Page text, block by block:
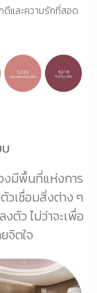
ดีและความรักที่สอด
งมีพื้นที่แห่งการ
วเชื่อมสิ่งต่าง ๆ
ตัว ไม่ว่าจะเพื่อ
จิตใจ